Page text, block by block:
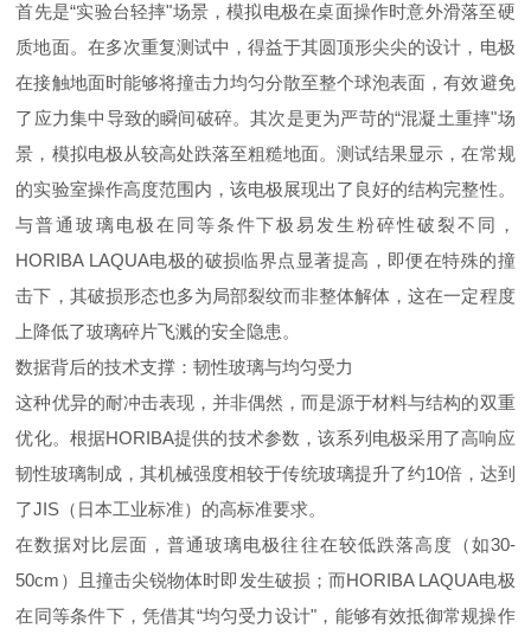
首先是“实验台轻摔"场景，模拟电极在桌面操作时意外滑落至硬
质地面。在多次重复测试中，得益于其圆顶形尖尖的设计，电极
在接触地面时能够将撞击力均匀分散至整个球泡表面，有效避免
了应力集中导致的瞬间破碎。其次是更为严苛的“混凝土重摔"场
景，模拟电极从较高处跌落至粗糙地面。测试结果显示，在常规
的实验室操作高度范围内，该电极展现出了良好的结构完整性。
与普通玻璃电极在同等条件下极易发生粉碎性破裂不同 ，
HORIBA LAQUA电极的破损临界点显著提高，即便在特殊的撞
击下，其破损形态也多为局部裂纹而非整体解体，这在一定程度
上降低了玻璃碎片飞溅的安全隐患。
数据背后的技术支撑：韧性玻璃与均匀受力
这种优异的耐冲击表现，并非偶然，而是源于材料与结构的双重
优化。根据HORIBA提供的技术参数，该系列电极采用了高响应
韧性玻璃制成，其机械强度相较于传统玻璃提升了约10倍，达到
了JIS （日本工业标准）的高标准要求。
在数据对比层面，普通玻璃电极往往在较低跌落高度（如30-
50cm ）且撞击尖锐物体时即发生破损；而HORIBA LAQUA电极
在同等条件下，凭借其“均匀受力设计" ，能够有效抵御常规操作